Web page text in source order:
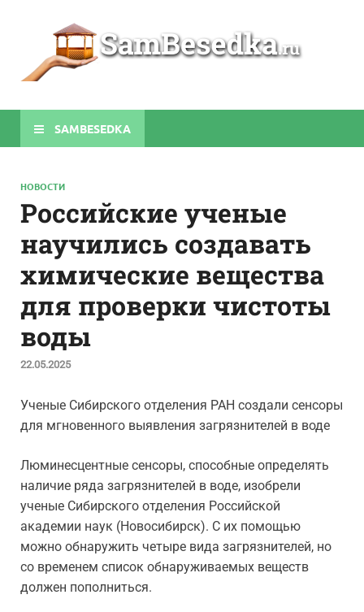
SAMBESEDKA
НОВОСТИ
Российские ученые
научились создавать
химические вещества
для проверки чистоты
воды
22.05.2025
Ученые Сибирского отделения РАН создали сенсоры
для мгновенного выявления загрязнителей в воде
Люминесцентные сенсоры, способные определять
наличие ряда загрязнителей в воде, изобрели
ученые Сибирского отделения Российской
академии наук (Новосибирск). С их помощью
можно обнаружить четыре вида загрязнителей, но
со временем список обнаруживаемых веществ
должен пополниться.